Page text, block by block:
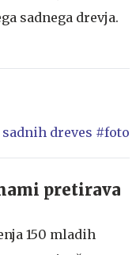
sadnega drevja.
dreves #foto
pretirava